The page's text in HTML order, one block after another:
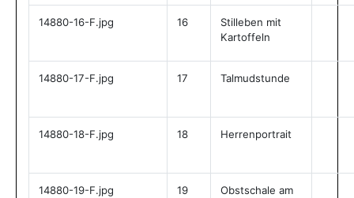
14880-16-F.jpg 16
Stilleben mit
Kartoffeln
14880-17-F.jpg 17 Talmudstunde
14880-18-F.jpg 18 Herrenportrait
14880-19-F.jpg 19
Obstschale am